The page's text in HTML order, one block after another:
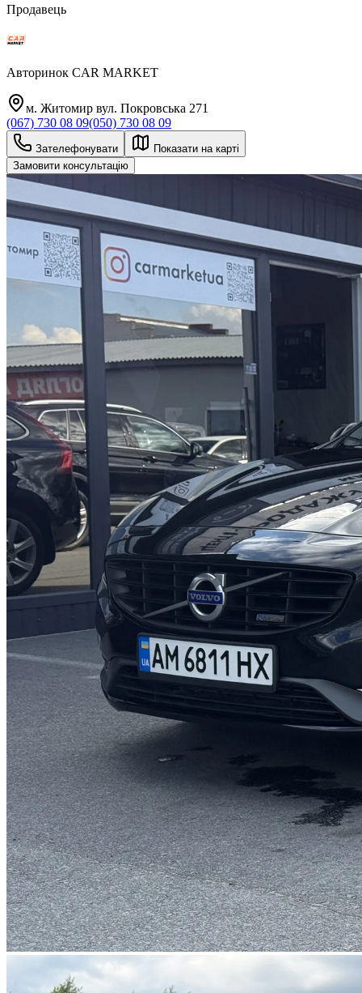
Продавець
Авторинок CAR MARKET
м. Житомир вул. Покровська 271
(067) 730 08 09(050) 730 08 09
Зателефонувати
Показати на карті
Замовити консультацію